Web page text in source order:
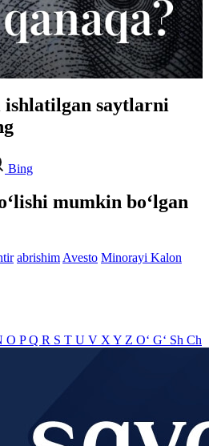
ishlatilgan saytlarni
Bing
mumkin bo‘lgan
abrishim Avesto Minorayi Kalon
O PQ R S T U V X Y Z O‘ G‘ Sh Ch